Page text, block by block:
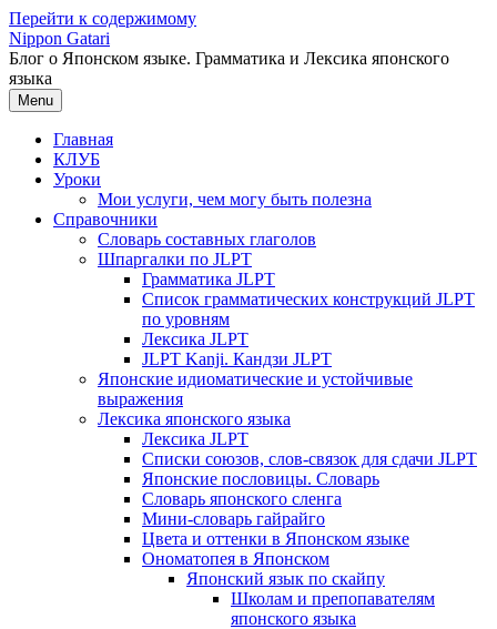
Перейти к содержимому
Nippon Gatari
Блог о Японском языке. Грамматика и Лексика японского
языка
Menu
Главная
КЛУБ
Уроки
Мои услуги, чем могу быть полезна
Справочники
Словарь составных глаголов
Шпаргалки по JLPT
Грамматика JLPT
Список грамматических конструкций JLPT
по уровням
Лексика JLPT
JLPT Kanji. Кандзи JLPT
Японские идиоматические и устойчивые
выражения
Лексика японского языка
Лексика JLPT
Списки союзов, слов-связок для сдачи JLPT
Японские пословицы. Словарь
Словарь японского сленга
Мини-словарь гайрайго
Цвета и оттенки в Японском языке
Ономатопея в Японском
Японский язык по скайпу
Школам и препопавателям
японского языка